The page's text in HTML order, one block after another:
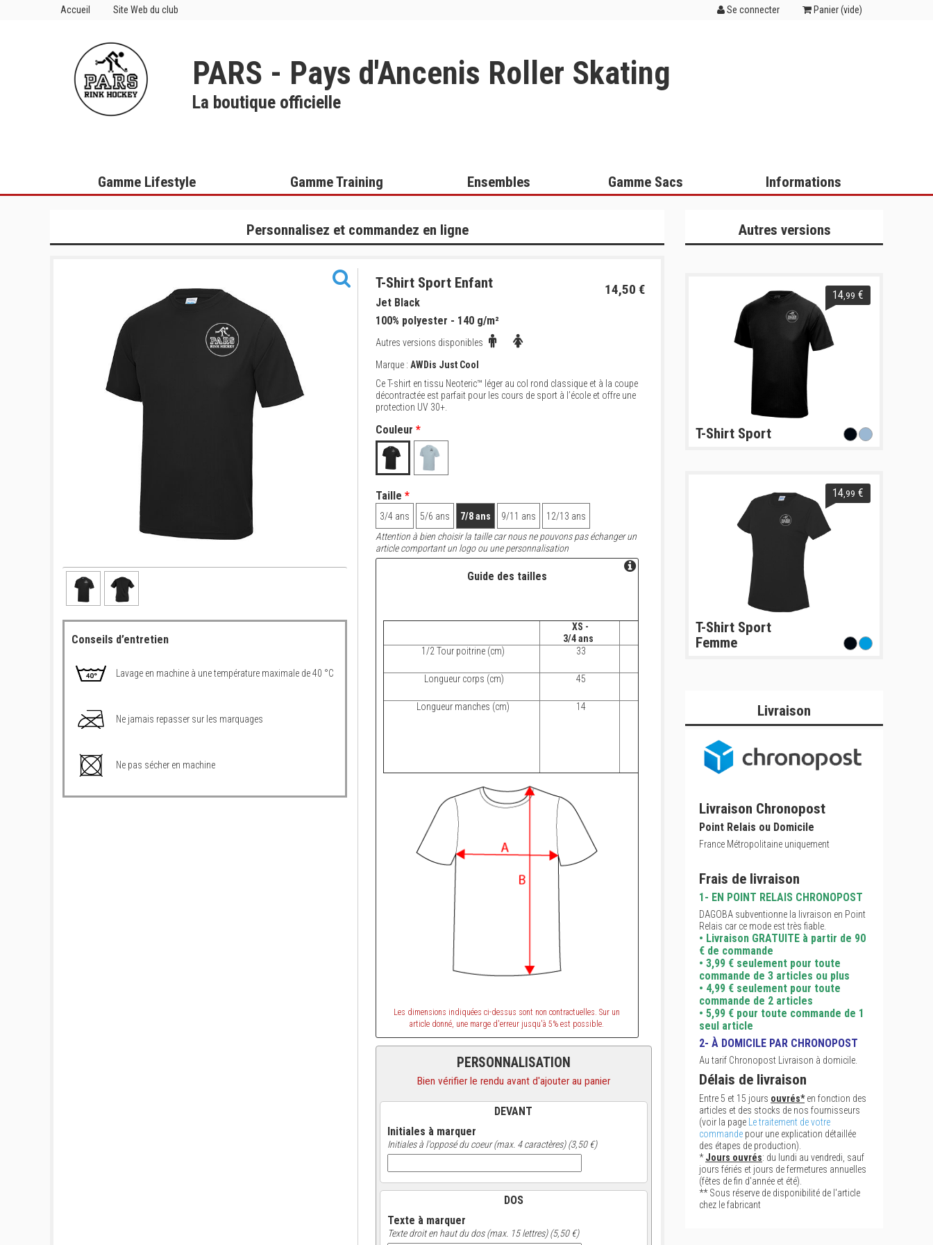
Accueil Site Web du club Se connecter Panier (vide)
PARS - Pays d'Ancenis Roller Skating
La boutique officielle
Gamme Lifestyle Gamme Training Ensembles Gamme Sacs Informations
Personnalisez et commandez en ligne
Conseils d’entretien
Lavage en machine à une température maximale de 40 °C
Ne jamais repasser sur les marquages
Ne pas sécher en machine
T-Shirt Sport Enfant 14,50 €
Jet Black
100% polyester - 140 g/m²
Autres versions disponibles
Marque : AWDis Just Cool
Ce T-shirt en tissu Neoteric™ léger au col rond classique et à la coupe
décontractée est parfait pour les cours de sport à l’école et offre une
protection UV 30+.
Couleur *
Taille *
3/4 ans 5/6 ans 7/8 ans 9/11 ans
12/13 ans
Attention à bien choisir la taille car nous ne pouvons pas échanger un
article comportant un logo ou une personnalisation
Guide des tailles
XS -
3/4 ans
M -
7/8 ans
12/13 ans
1/2 Tour poitrine (cm)
33 39
Longueur corps (cm) 45
Longueur manches (cm) 14 17
Les dimensions indiquées ci-dessus sont non contractuelles. Sur un
article donné, une marge d'erreur jusqu'à 5% est possible.
PERSONNALISATION
Bien vérifier le rendu avant d'ajouter au panier
DEVANT
Initiales à marquer
Initiales à l'opposé du coeur (max. 4 caractères) (3,50 €)
DOS
Texte à marquer
Texte droit en haut du dos (max. 15 lettres) (5,50 €)
Autres versions
14,99 €
T-Shirt Sport
14,99 €
T-Shirt Sport
Femme
Livraison
Livraison Chronopost
Point Relais ou Domicile
France Métropolitaine uniquement
Frais de livraison
1- EN POINT RELAIS CHRONOPOST
DAGOBA subventionne la livraison en Point
Relais car ce mode est très fiable.
• Livraison GRATUITE à partir de 90
€ de commande
• 3,99 € seulement pour toute
commande de 3 articles ou plus
• 4,99 € seulement pour toute
commande de 2 articles
• 5,99 € pour toute commande de 1
seul article
2- À DOMICILE PAR CHRONOPOST
Au tarif Chronopost Livraison à domicile.
Délais de livraison
Entre 5 et 15 jours ouvrés*en fonction des
articles et des stocks de nos fournisseurs
(voir la page
Le traitement de votre
commande pour une explication détaillée
des étapes de production).
*Jours ouvrés: du lundi au vendredi, sauf
jours fériés et jours de fermetures annuelles
(fêtes de fin d'année et été).
** Sous réserve de disponibilité de l'article
chez le fabricant